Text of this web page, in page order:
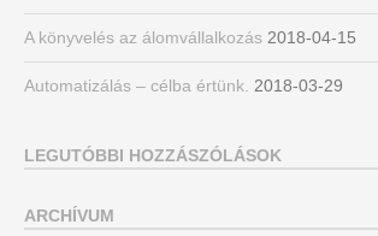
A könyvelés az álomvállalkozás 2018-04-15
Automatizálás – célba értünk. 2018-03-29
LEGUTÓBBI HOZZÁSZÓLÁSOK
ARCHÍVUM